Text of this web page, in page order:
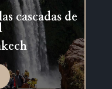
cascadas de